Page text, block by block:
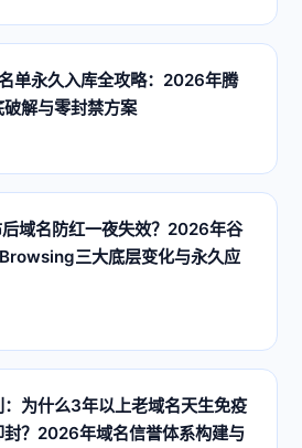
单永久入库全攻略：2026年腾
解与零封禁方案
域名防红一夜失效？2026年谷
三大底层变化与永久应
为什么3年以上老域名天生免疫
？2026年域名信誉体系构建与